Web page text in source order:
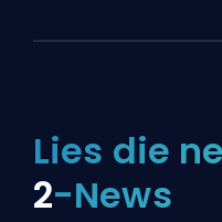
Lies die
2-News